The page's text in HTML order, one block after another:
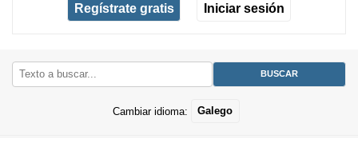
Regístrate gratis Iniciar sesión
Cambiar idioma: Galego